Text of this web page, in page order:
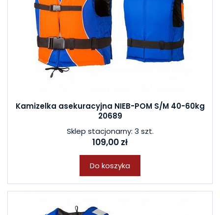
Kamizelka asekuracyjna NIEB-POM S/M 40-60kg
20689
Sklep stacjonarny: 3 szt.
109,00 zł
Do koszyka